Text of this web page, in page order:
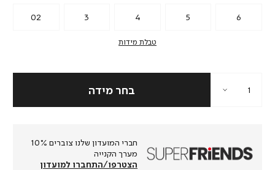
02 3 4 5 6
טבלת מידות
חברי המועדון שלנו צוברים 10%
מערך הקנייה
הצטרפו/התחברו למועדון